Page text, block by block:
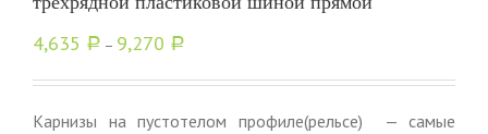
4,635 Р – 9,270 Р
Карнизы на пустотелом профиле(рельсе) — самые